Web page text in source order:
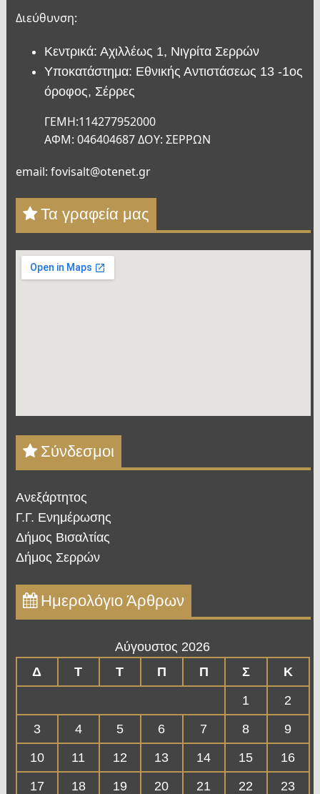
Διεύθυνση:
Κεντρικά: Αχιλλέως 1, Νιγρίτα Σερρών
Υποκατάστημα: Εθνικής Αντιστάσεως 13 -1ος
όροφος, Σέρρες
ΓΕΜΗ:114277952000
ΑΦΜ: 046404687 ΔΟΥ: ΣΕΡΡΩΝ
email: fovisalt@otenet.gr
Τα γραφεία μας
Σύνδεσμοι
Ανεξάρτητος
Γ.Γ. Ενημέρωσης
Δήμος Βισαλτίας
Δήμος Σερρών
Ημερολόγιο Άρθρων
Αύγουστος 2026
Δ
Τ Τ Π Π Σ
Κ
1
2
3
4 5 6 7 8
9
10
11 12 13 14 15
16
17
18 19 20 21 22
23